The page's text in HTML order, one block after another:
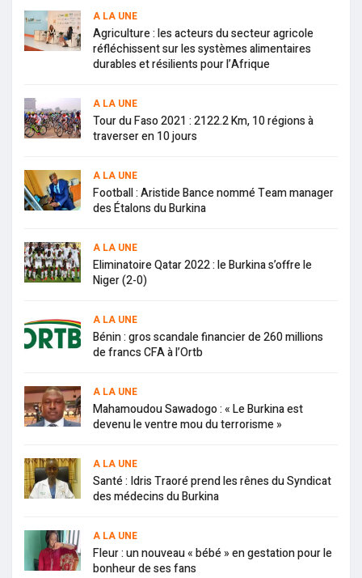
A LA UNE
Agriculture : les acteurs du secteur agricole
réfléchissent sur les systèmes alimentaires
durables et résilients pour l’Afrique
A LA UNE
Tour du Faso 2021 : 2122.2 Km, 10 régions à
traverser en 10 jours
A LA UNE
Football : Aristide Bance nommé Team manager
des Étalons du Burkina
A LA UNE
Eliminatoire Qatar 2022 : le Burkina s’offre le
Niger (2-0)
A LA UNE
Bénin : gros scandale financier de 260 millions
de francs CFA à l’Ortb
A LA UNE
Mahamoudou Sawadogo : « Le Burkina est
devenu le ventre mou du terrorisme »
A LA UNE
Santé : Idris Traoré prend les rênes du Syndicat
des médecins du Burkina
A LA UNE
Fleur : un nouveau « bébé » en gestation pour le
bonheur de ses fans